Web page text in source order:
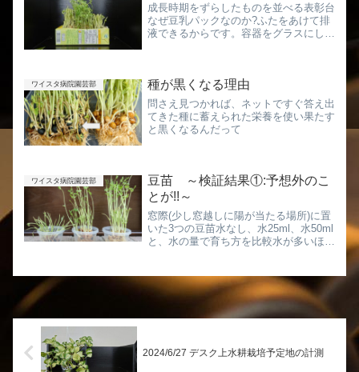
成長時期をずらしたものを並べる表彰台
なぜ豆乳パックなのか?ふたをあけて排
液できるからです。容器をグラスにして
ワイスタ病院園芸部 種が黒くなる理由
問さえ見つかれば、ネットですぐ答え出
てきた種に蓄えられた栄養を使い果たす
と黒くなるんだって
ワイスタ病院園芸部
豆苗 ～検証結果①:予想外のこ
とが!!～
窓際(少し窓越しに陽が当たる場所)に置
いた3つの豆苗水なし、水25ml、水50ml
と、水の量で育ち方を比較水が多いほど
豆苗水なし、水25ml、水50mlと、水の
量で育...
2024/6/27 デスク上水耕栽培予定地の計測